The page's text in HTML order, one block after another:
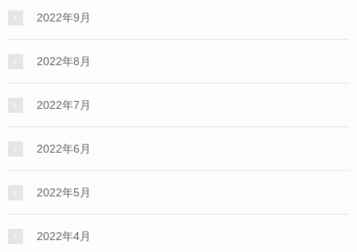
2022年9月
2022年8月
2022年7月
2022年6月
2022年5月
2022年4月